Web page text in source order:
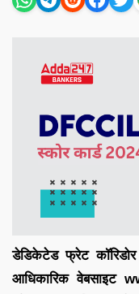
डेडिकेटेड फ्रेट
आधिकारिक वेबसाइट